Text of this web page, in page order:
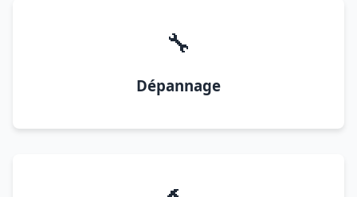
🔧
Dépannage